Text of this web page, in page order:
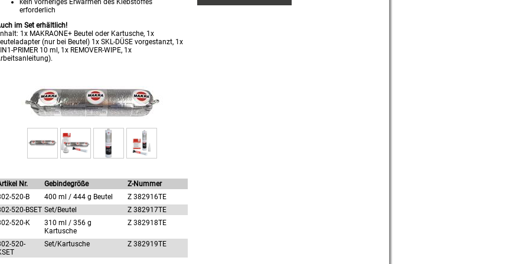
kein vorheriges Erwärmen des Klebstoffes
erforderlich
im Set erhältlich!
1x MAKRAONE+ Beutel oder Kartusche, 1x
(nur bei Beutel) 1x SKL-DÜSE vorgestanzt, 1x
PRIMER 10 ml, 1x REMOVER-WIPE, 1x
Nr. Gebindegröße
Z-Nummer
520-B
400 ml / 444 g Beutel
Z 382916TE
520-BSET Set/Beutel
Z 382917TE
520-K
310 ml / 356 g
Kartusche
Z 382918TE
520-
Set/Kartusche Z 382919TE